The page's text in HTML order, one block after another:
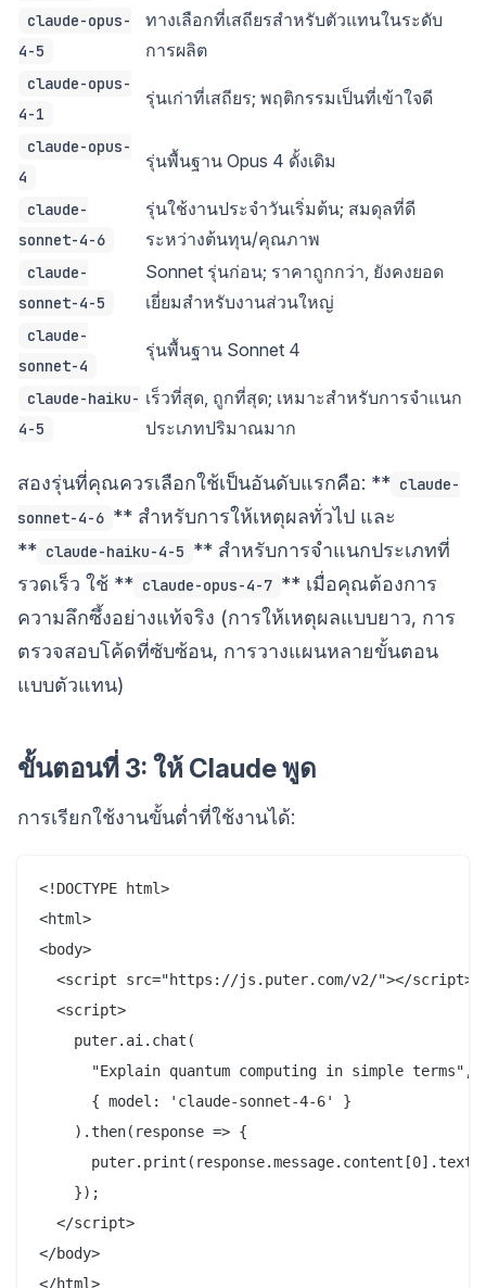
claude-opus-
4-5
ทางเลือกที่เสถียรสำหรับตัวแทนในระดับ
การผลิต
claude-opus-
4-1
รุ่นเก่าที่เสถียร; พฤติกรรมเป็นที่เข้าใจดี
claude-opus-
4
รุ่นพื้นฐาน Opus 4 ดั้งเดิม
claude-
sonnet-4-6
รุ่นใช้งานประจำวันเริ่มต้น; สมดุลที่ดี
ระหว่างต้นทุน/คุณภาพ
claude-
sonnet-4-5
Sonnet รุ่นก่อน; ราคาถูกกว่า, ยังคงยอด
เยี่ยมสำหรับงานส่วนใหญ่
claude-
sonnet-4
รุ่นพื้นฐาน Sonnet 4
claude-haiku-
4-5
เร็วที่สุด, ถูกที่สุด; เหมาะสำหรับการจำแนก
ประเภทปริมาณมาก
สองรุ่นที่คุณควรเลือกใช้เป็นอันดับแรกคือ: ** claude-
sonnet-4-6 ** สำหรับการให้เหตุผลทั่วไป และ
** claude-haiku-4-5 ** สำหรับการจำแนกประเภทที่
รวดเร็ว ใช้ ** claude-opus-4-7 ** เมื่อคุณต้องการ
ความลึกซึ้งอย่างแท้จริง (การให้เหตุผลแบบยาว, การ
ตรวจสอบโค้ดที่ซับซ้อน, การวางแผนหลายขั้นตอน
แบบตัวแทน)
ขั้นตอนที่ 3: ให้ Claude พูด
การเรียกใช้งานขั้นต่ำที่ใช้งานได้:
<!DOCTYPE html>
<html>
<body>
  <script src="https://js.puter.com/v2/"></script>
  <script>
    puter.ai.chat(
      "Explain quantum computing in simple terms",
      { model: 'claude-sonnet-4-6' }
    ).then(response => {
    });
  </script>
</body>